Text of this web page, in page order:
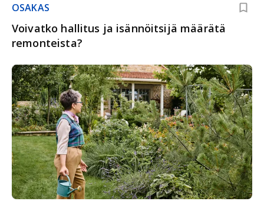
OSAKAS
Voivatko hallitus ja isännöitsijä määrätä
remonteista?